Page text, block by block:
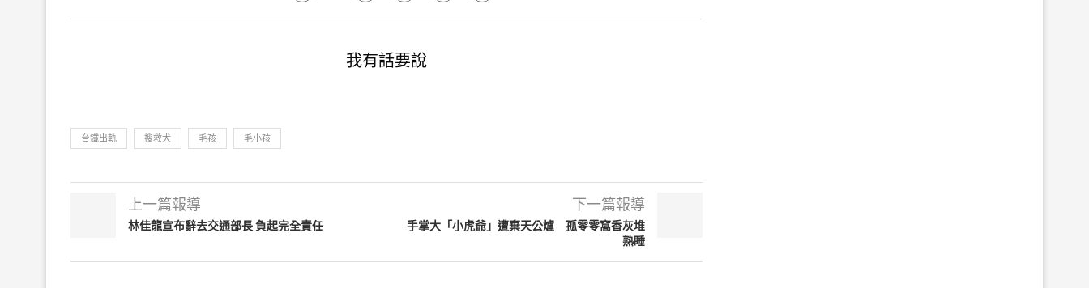
我有話要說
台鐵出軌 搜救犬 毛孩 毛小孩
上一篇報導
林佳龍宣布辭去交通部長 負起完全責任
下一篇報導
手掌大「小虎爺」遭棄天公爐 孤零零窩香灰堆
熟睡